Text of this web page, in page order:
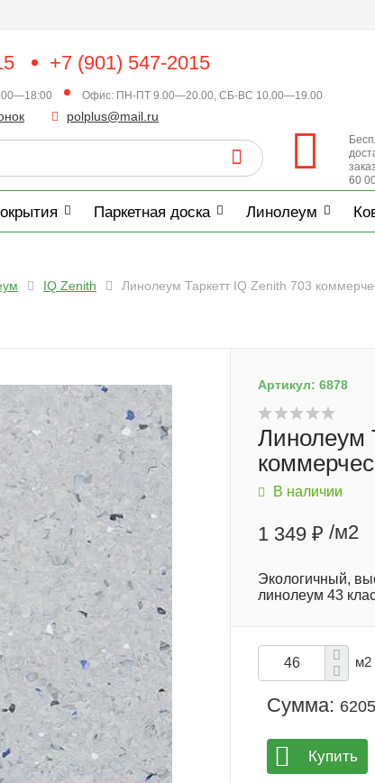
+7 (901) 547-2015
Офис: ПН-ПТ 9.00—20.00, СБ-ВС 10.00—19.00
polplus@mail.ru
60
Паркетная доска Линолеум
IQ Zenith Линолеум Таркетт IQ Zenith 703
Артикул: 6878
Линолеум
В наличии
1 349 ₽ /м2
Экологичный,
линолеум 43
м2
Сумма:
Купить